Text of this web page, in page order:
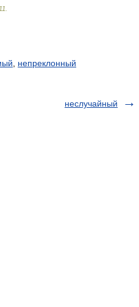
непреклонный
неслучайный